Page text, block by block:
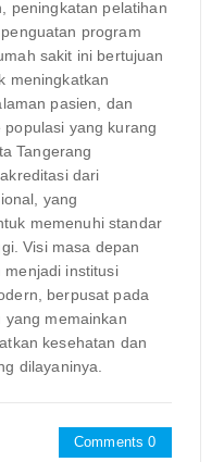
peningkatan pelatihan
program
sakit ini bertujuan
meningkatkan
pasien, dan
yang kurang
Tangerang
dari
yang
memenuhi standar
Visi masa depan
menjadi institusi
berpusat pada
yang memainkan
kesehatan dan
dilayaninya.
Comments 0